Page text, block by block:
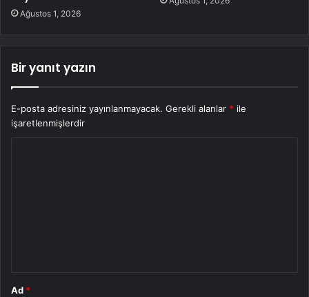
Ağustos 1, 2026
Bir yanıt yazın
E-posta adresiniz yayınlanmayacak. Gerekli alanlar * ile
işaretlenmişlerdir
Ad *